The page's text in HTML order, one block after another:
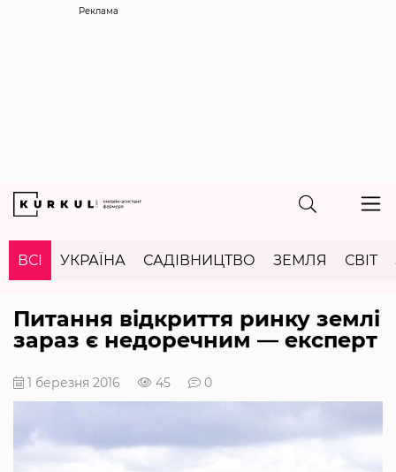
Реклама
ВСІ УКРАЇНА САДІВНИЦТВО ЗЕМЛЯ СВІТ
Питання відкриття ринку землі
зараз є недоречним — експерт
1 березня 2016 45 0